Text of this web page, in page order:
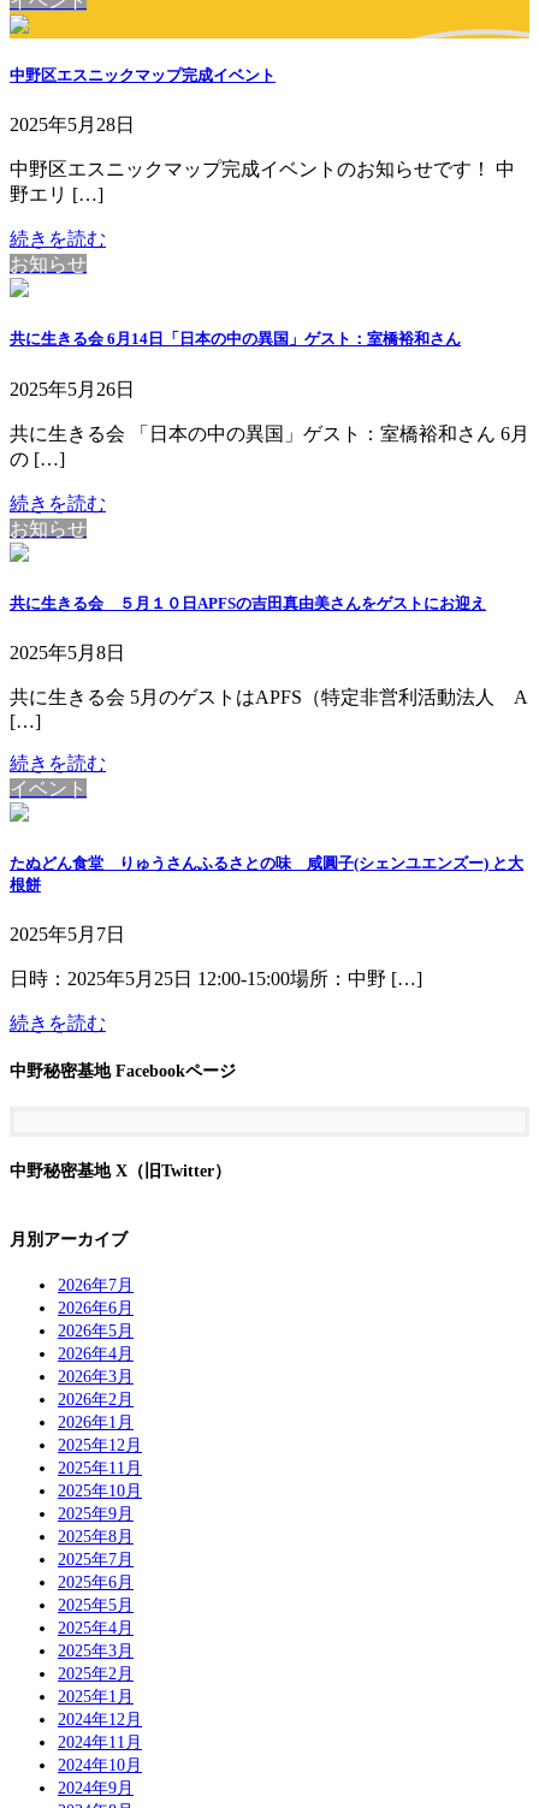
中野区エスニックマップ完成イベント
2025年5月28日
中野区エスニックマップ完成イベントのお知らせです！ 中
野エリ […]
続きを読む
お知らせ
共に生きる会 6月14日「日本の中の異国」ゲスト：室橋裕和さん
2025年5月26日
共に生きる会 「日本の中の異国」ゲスト：室橋裕和さん 6月
の […]
続きを読む
お知らせ
共に生きる会 ５月１０日APFSの吉田真由美さんをゲストにお迎え
2025年5月8日
共に生きる会 5月のゲストはAPFS（特定非営利活動法人 A
[…]
続きを読む
イベント
たぬどん食堂 りゅうさんふるさとの味 咸圓子(シェンユエンズー) と大
根餅
2025年5月7日
日時：2025年5月25日 12:00-15:00場所：中野 […]
続きを読む
中野秘密基地 Facebookページ
中野秘密基地 X（旧Twitter）
月別アーカイブ
2026年7月
2026年6月
2026年5月
2026年4月
2026年3月
2026年2月
2026年1月
2025年12月
2025年11月
2025年10月
2025年9月
2025年8月
2025年7月
2025年6月
2025年5月
2025年4月
2025年3月
2025年2月
2025年1月
2024年12月
2024年11月
2024年10月
2024年9月